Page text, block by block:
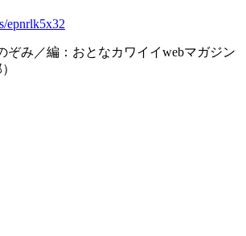
epnrlk5x32
ぞみ／編：おとなカワイイwebマガジン